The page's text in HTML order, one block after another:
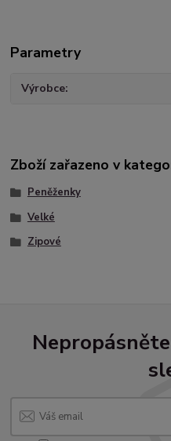
Parametry
Výrobce
Zboží zařazeno v
Peněženky
Velké
Zipové